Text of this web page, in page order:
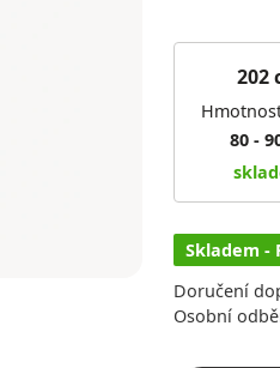
202
80 -
Skladem -
Doručení
Osobní